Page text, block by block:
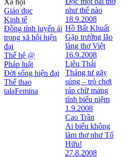
Xã hội
Giáo dục
Kinh tế
Đồng tính luyến ái
trong xã hội hiện
đại
Thế hệ @
Pháp luật
Đời sống hiện đại
Thể thao
talaFemina
như thế nào
18.9.2008
Hồ Bất Khuất
Gặp trưởng lão
làng thơ Việt
16.9.2008
Liêu Thái
Tháng tư gãy
súng – trò chơi
ráp chữ mang
tính biểu niệm
1.9.2008
Cao Trần
Ai biểu không
làm thơ như Tố
Hữu!
27.8.2008